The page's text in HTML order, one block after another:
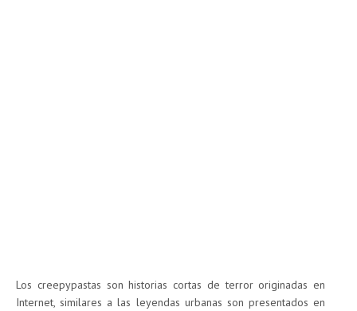
Los creepypastas son historias cortas de terror originadas en
Internet, similares a las leyendas urbanas son presentados en